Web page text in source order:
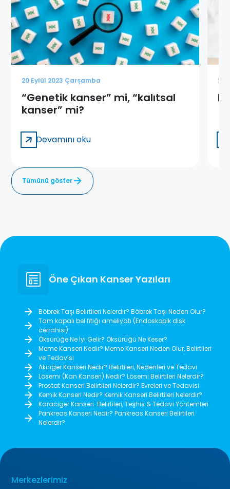
20 Eylül 2023 Çarşamba
“Genetik kanser” mi, “kalıtsal
kanser” mi?
Devamını oku
20
Tümünü göster
Öne Çıkan Kanser Yazıları
Böbrek Taşı Belirtileri Nelerdir? Böbrek Taşı Neden Olur?
Tam kapalı bel fıtığı ameliyatı (Endoskopik disk
cerrahisi)
Öksürüğe Ne İyi Gelir? Öksürüğü Ne Keser?
Meme Kanseri Nedir? Meme Kanseri Neden Olur, Belirtileri
ve Tedavisi
Akciğer Kanseri Nedir? Belirtileri, Nedenleri ve Tedavi
Lösemi (Kan Kanseri) Nedir? Lösemi Belirtileri Nelerdir?
Prostat Kanseri Belirtileri Nelerdir? Evreleri ve Tedavisi
Kemik Kanseri Nedir? Kemik Kanseri Belirtileri Nelerdir?
Karaciğer Kanseri: Belirtileri, Teşhis & Tedavi Yöntemleri
Pankreas Kanseri Nedir? Pankreas Kanseri Belirtileri
Nelerdir?
Merkezlerimiz